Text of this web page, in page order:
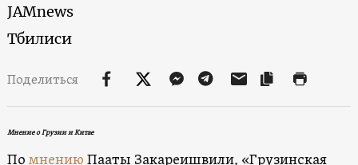
JAMnews
Тбилиси
Поделиться
Мнение о Грузии и Китае
По мнению Пааты Закареишвили, «Грузинская